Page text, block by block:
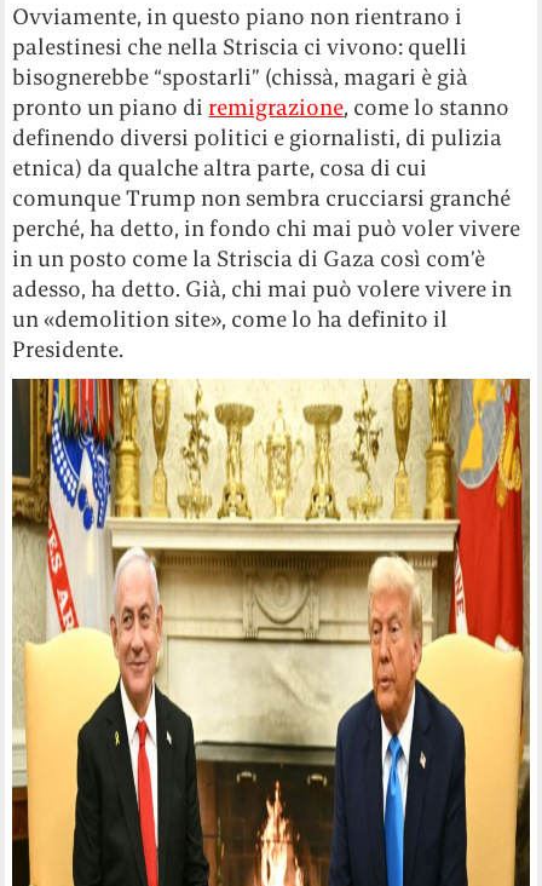
Ovviamente, in questo piano non rientrano i
palestinesi che nella Striscia ci vivono: quelli
bisognerebbe “spostarli” (chissà, magari è già
pronto un piano di remigrazione, come lo stanno
definendo diversi politici e giornalisti, di pulizia
etnica) da qualche altra parte, cosa di cui
comunque Trump non sembra crucciarsi granché
perché, ha detto, in fondo chi mai può voler vivere
in un posto come la Striscia di Gaza così com’è
adesso, ha detto. Già, chi mai può volere vivere in
un «demolition site», come lo ha definito il
Presidente.